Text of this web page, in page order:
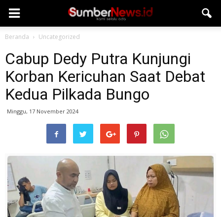
Beranda Uncategorized
Cabup Dedy Putra Kunjungi
Korban Kericuhan Saat Debat
Kedua Pilkada Bungo
Minggu, 17 November 2024